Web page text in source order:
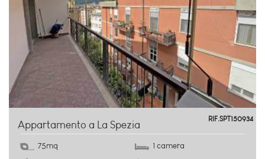
Appartamento a La Spezia RIF.SPT150934
Fossitermi
75mq
1 camera